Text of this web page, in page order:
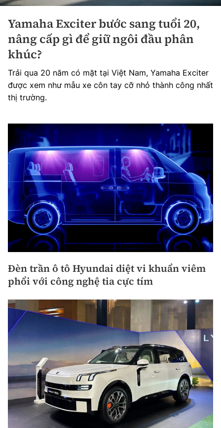
Yamaha Exciter bước sang tuổi 20,
nâng cấp gì để giữ ngôi đầu phân
khúc?
Trải qua 20 năm có mặt tại Việt Nam, Yamaha Exciter
được xem như mẫu xe côn tay cỡ nhỏ thành công nhất
thị trường.
Đèn trần ô tô Hyundai diệt vi khuẩn viêm
phổi với công nghệ tia cực tím